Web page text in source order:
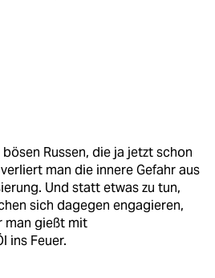
Russen, die ja jetzt schon
man die innere Gefahr aus
Und statt etwas zu tun,
sich dagegen engagieren,
man gießt mit
ins Feuer.